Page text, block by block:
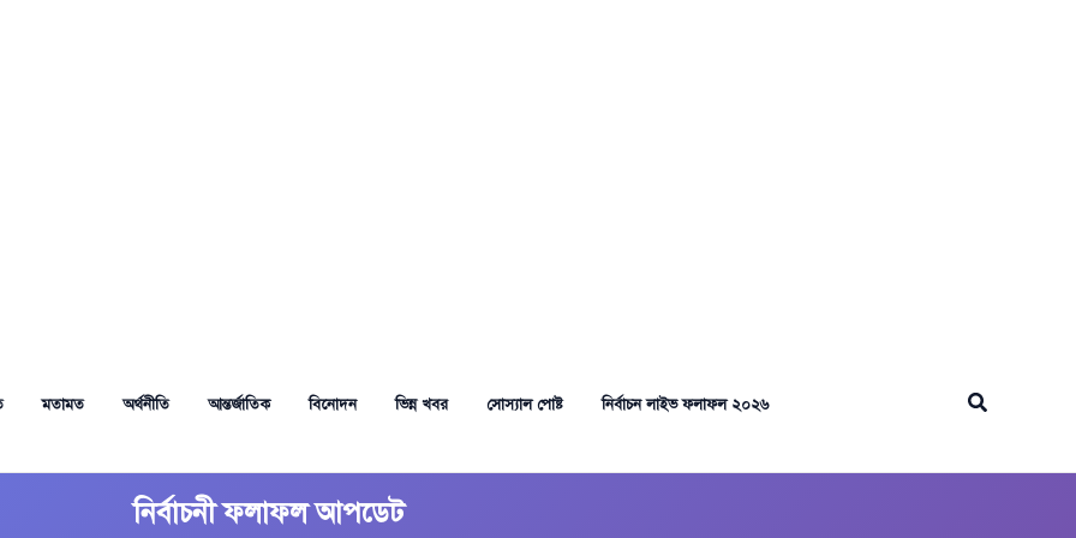
মতামত অর্থনীতি আন্তর্জাতিক বিনোদন ভিন্ন খবর সোস্যাল পোষ্ট নির্বাচন লাইভ ফলাফল ২০২৬ Search
নির্বাচনী ফলাফল আপডেট